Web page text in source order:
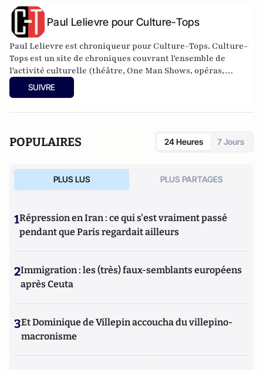
Paul Lelievre pour Culture-Tops
Paul Lelievre est chroniqueur pour Culture-Tops. Culture-
Tops est un site de chroniques couvrant l'ensemble de
l'activité culturelle (théâtre, One Man Shows, opéras,
ballets, spectacles divers, cinéma, expos, livres, etc.).
SUIVRE
POPULAIRES 24 Heures 7 Jours
PLUS LUS PLUS PARTAGES
1Répression en Iran : ce qui s'est vraiment passé
pendant que Paris regardait ailleurs
2Immigration : les (très) faux-semblants européens
après Ceuta
3Et Dominique de Villepin accoucha du villepino-
macronisme